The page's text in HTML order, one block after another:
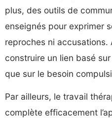
plus, des outils de
enseignés pour exprimer
reproches ni
construire un lien basé
que sur le besoin
Par ailleurs, le travail
complète efficacement